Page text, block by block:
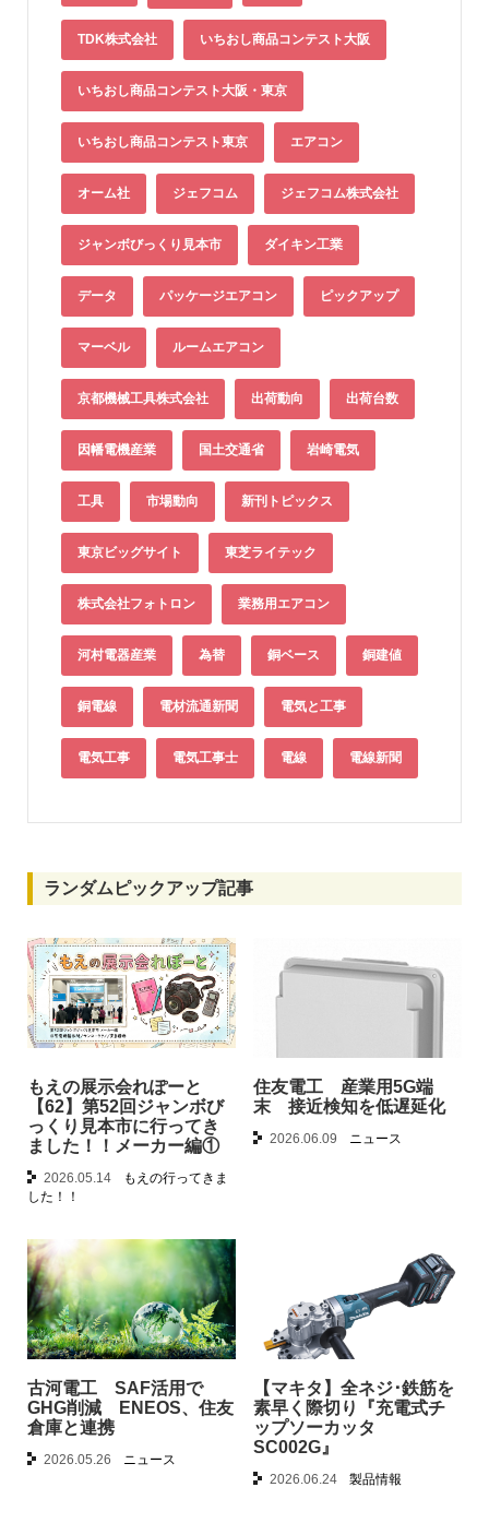
TDK株式会社 いちおし商品コンテスト大阪
いちおし商品コンテスト大阪・東京
いちおし商品コンテスト東京 エアコン
オーム社 ジェフコム ジェフコム株式会社
ジャンボびっくり見本市 ダイキン工業
データ パッケージエアコン ピックアップ
マーベル ルームエアコン
京都機械工具株式会社 出荷動向 出荷台数
因幡電機産業 国土交通省 岩崎電気
工具 市場動向 新刊トピックス
東京ビッグサイト 東芝ライテック
株式会社フォトロン 業務用エアコン
河村電器産業 為替 銅ベース 銅建値
銅電線 電材流通新聞 電気と工事
電気工事 電気工事士 電線 電線新聞
ランダムピックアップ記事
もえの展示会れぽーと
【62】第52回ジャンボび
っくり見本市に行ってき
ました！！メーカー編①
2026.05.14
もえの行ってきま
した！！
住友電工 産業用5G端
末 接近検知を低遅延化
2026.06.09 ニュース
古河電工 SAF活用で
GHG削減 ENEOS、住友
倉庫と連携
2026.05.26 ニュース
【マキタ】全ネジ･鉄筋を
素早く際切り『充電式チ
ップソーカッタ
SC002G』
2026.06.24 製品情報